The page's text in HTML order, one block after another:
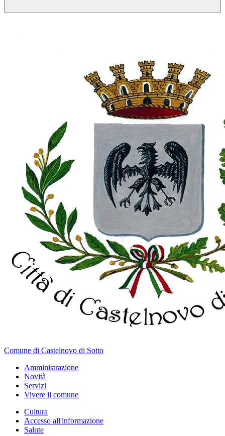
Comune di Castelnovo di Sotto
Amministrazione
Novità
Servizi
Vivere il comune
Cultura
Accesso all'informazione
Salute